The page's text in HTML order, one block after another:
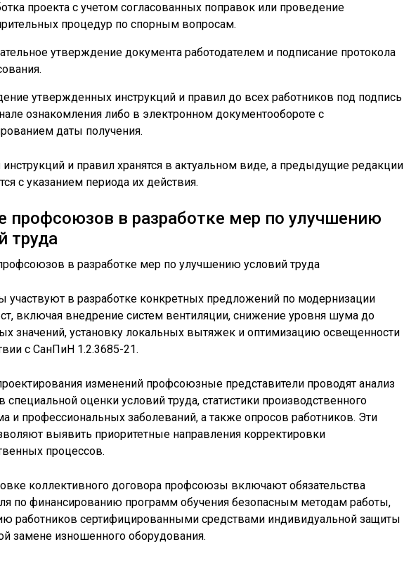
проекта с учетом согласованных поправок или проведение
процедур по спорным вопросам.
утверждение документа работодателем и подписание протокола
утвержденных инструкций и правил до всех работников под подпись
ознакомления либо в электронном документообороте с
даты получения.
инструкций и правил хранятся в актуальном виде, а предыдущие редакции
с указанием периода их действия.
профсоюзов в разработке мер по улучшению
труда
в разработке конкретных предложений по модернизации
включая внедрение систем вентиляции, снижение уровня шума до
значений, установку локальных вытяжек и оптимизацию освещенности
с СанПиН 1.2.3685-21.
изменений профсоюзные представители проводят анализ
специальной оценки условий труда, статистики производственного
и профессиональных заболеваний, а также опросов работников. Эти
выявить приоритетные направления корректировки
процессов.
коллективного договора профсоюзы включают обязательства
по финансированию программ обучения безопасным методам работы,
работников сертифицированными средствами индивидуальной защиты
замене изношенного оборудования.